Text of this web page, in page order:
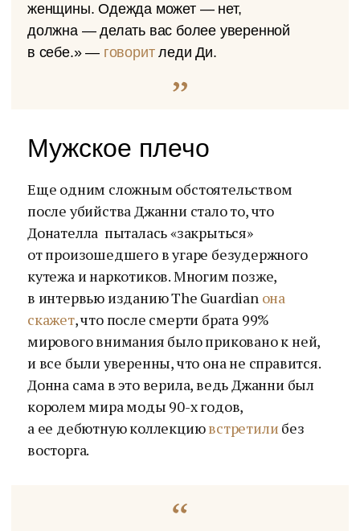
женщины. Одежда может — нет,
должна — делать вас более уверенной
в себе.» — говоритледи Ди.
Мужское плечо
Еще одним сложным обстоятельством
после убийства Джанни стало то, что
Донателла пыталась «закрыться»
от произошедшего в угаре безудержного
кутежа и наркотиков. Многим позже,
в интервью изданию The Guardian она
скажет, что после смерти брата 99%
мирового внимания было приковано к ней,
и все были уверенны, что она не справится.
Донна сама в это верила, ведь Джанни был
королем мира моды 90-х годов,
а ее дебютную коллекциювстретили без
восторга.